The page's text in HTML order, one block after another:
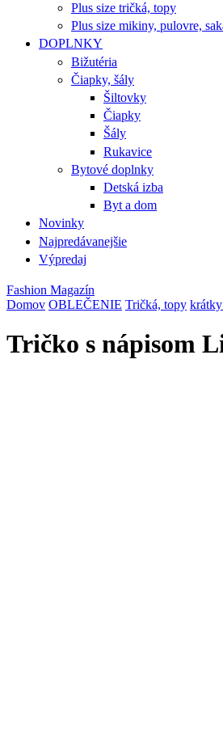
Plus size tričká, topy
Plus size mikiny, pulovre,
DOPLNKY
Bižutéria
Čiapky, šály
Šiltovky
Čiapky
Šály
Rukavice
Bytové doplnky
Detská izba
Byt a dom
Novinky
Najpredávanejšie
Výpredaj
Fashion Magazín
Domov OBLEČENIE Tričká, topy
Tričko s nápisom